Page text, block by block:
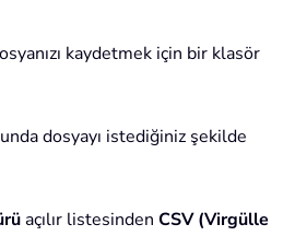
kaydetmek için bir klasör
dosyayı istediğiniz şekilde
açılır listesinden CSV (Virgülle